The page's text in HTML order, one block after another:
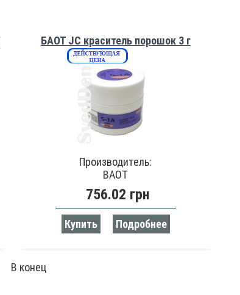
БАОТ JC краситель порошок 3 г
Производитель:
BAOT
756.02 грн
Купить Подробнее
В конец